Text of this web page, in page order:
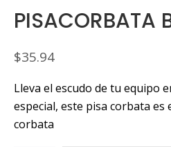
PISACORBATA
$35.94
Lleva el escudo de tu equipo
especial, este pisa corbata es
corbata